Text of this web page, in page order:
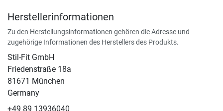
Herstellerinformationen
Zu den Herstellungsinformationen gehören die Adresse und
zugehörige Informationen des Herstellers des Produkts.
Stil-Fit GmbH
Friedenstraße 18a
81671 München
Germany
+49 89 13936040